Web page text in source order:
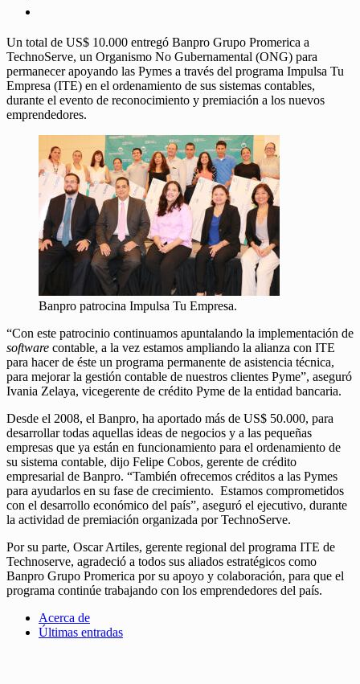
Un total de US$ 10.000 entregó Banpro Grupo Promerica a
TechnoServe, un Organismo No Gubernamental (ONG) para
permanecer apoyando las Pymes a través del programa Impulsa Tu
Empresa (ITE) en el ordenamiento de sus sistemas contables,
durante el evento de reconocimiento y premiación a los nuevos
emprendedores.
Banpro patrocina Impulsa Tu Empresa.
“Con este patrocinio continuamos apuntalando la implementación de
software contable, a la vez estamos ampliando la alianza con ITE
para hacer de éste un programa permanente de asistencia técnica,
para mejorar la gestión contable de nuestros clientes Pyme”, aseguró
Ivania Zelaya, vicegerente de crédito Pyme de la entidad bancaria.
Desde el 2008, el Banpro, ha aportado más de US$ 50.000, para
desarrollar todas aquellas ideas de negocios y a las pequeñas
empresas que ya están en funcionamiento para el ordenamiento de
su sistema contable, dijo Felipe Cobos, gerente de crédito
empresarial de Banpro. “También ofrecemos créditos a las Pymes
para ayudarlos en su fase de crecimiento. Estamos comprometidos
con el desarrollo económico del país”, aseguró el ejecutivo, durante
la actividad de premiación organizada por TechnoServe.
Por su parte, Oscar Artiles, gerente regional del programa ITE de
Technoserve, agradeció a todos sus aliados estratégicos como
Banpro Grupo Promerica por su apoyo y colaboración, para que el
programa continúe trabajando con los emprendedores del país.
Acerca de
Últimas entradas